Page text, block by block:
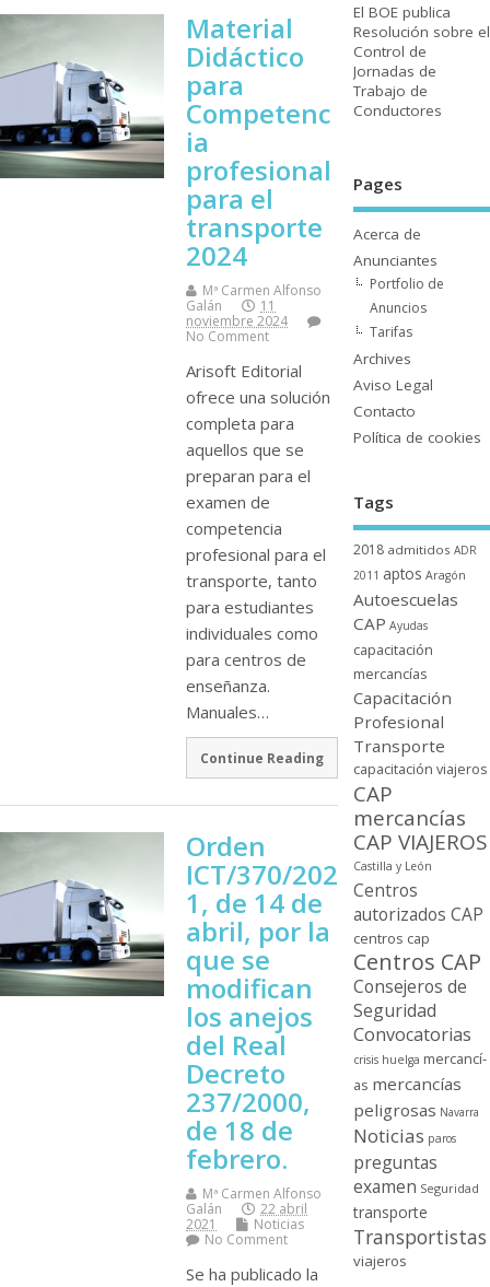
Material
Didáctico
para
Competenc
ia
profesional
para el
transporte
2024
Mª Carmen Alfonso
Galán
11
noviembre 2024
No Comment
Arisoft Editorial
ofrece una solución
completa para
aquellos que se
preparan para el
examen de
competencia
profesional para el
transporte, tanto
para estudiantes
individuales como
para centros de
enseñanza.
Manuales…
Continue Reading
Orden
ICT/370/202
1, de 14 de
abril, por la
que se
modifican
los anejos
del Real
Decreto
237/2000,
de 18 de
febrero.
Mª Carmen Alfonso
Galán
22 abril
2021
Noticias
No Comment
Se ha publicado la
El BOE publica
Resolución sobre el
Control de
Jornadas de
Trabajo de
Conductores
Pages
Acerca de
Anunciantes
Portfolio de
Anuncios
Tarifas
Archives
Aviso Legal
Contacto
Polí­tica de cookies
Tags
2018 admitidos ADR
2011 aptos Aragón
Autoescuelas
CAP Ayudas
capacitación
mercancí­as
Capacitación
Profesional
Transporte
capacitación viajeros
CAP
mercancí­as
CAP VIAJEROS
Castilla y León
Centros
autorizados CAP
centros cap
Centros CAP
Consejeros de
Seguridad
Convocatorias
crisis huelga mercancí­
as mercancí­as
peligrosas Navarra
Noticias paros
preguntas
examen Seguridad
transporte
Transportistas
viajeros